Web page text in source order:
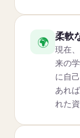
🌍 柔軟
現在
来の
に自
あれ
れた